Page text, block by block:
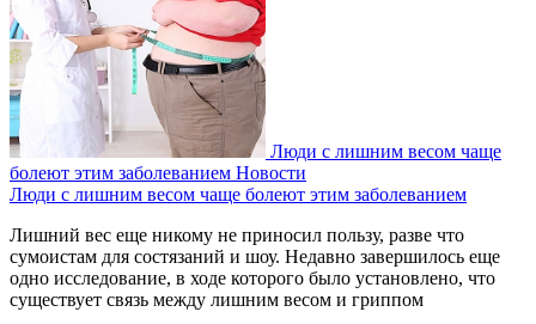
Люди с лишним весом чаще
болеют этим заболеванием Новости
Люди с лишним весом чаще болеют этим заболеванием
Лишний вес еще никому не приносил пользу, разве что
сумоистам для состязаний и шоу. Недавно завершилось еще
одно исследование, в ходе которого было установлено, что
существует связь между лишним весом и гриппом